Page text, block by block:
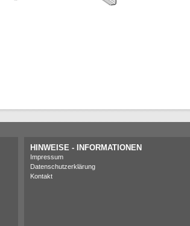
HINWEISE - INFORMATIONEN
Impressum
Datenschutzerklärung
Kontakt